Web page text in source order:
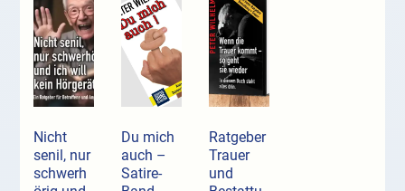
Nicht
senil, nur
schwerh
Du mich
auch –
Satire-
Ratgeber
Trauer
und